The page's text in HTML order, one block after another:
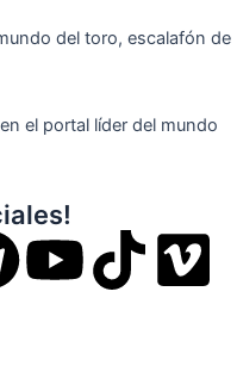
del toro, escalafón de
el portal líder del mundo
Y T V